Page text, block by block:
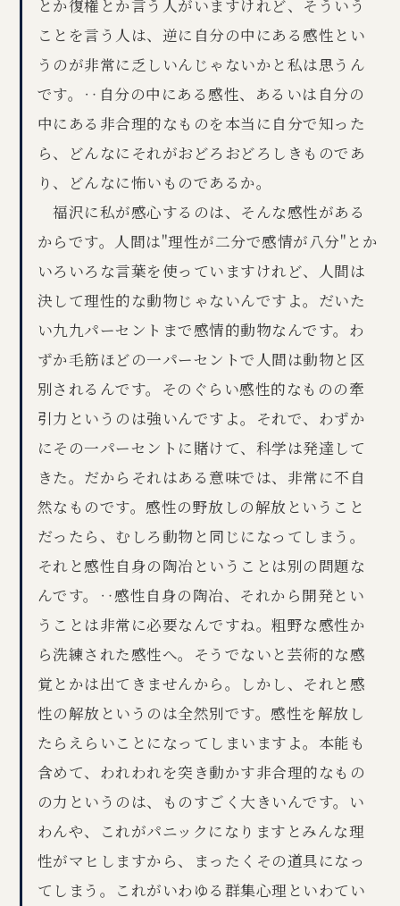
とか復権とか言う人がいますけれど、そういう
ことを言う人は、逆に自分の中にある感性とい
うのが非常に乏しいんじゃないかと私は思うん
です。‥自分の中にある感性、あるいは自分の
中にある非合理的なものを本当に自分で知った
ら、どんなにそれがおどろおどろしきものであ
り、どんなに怖いものであるか。
福沢に私が感心するのは、そんな感性がある
からです。人間は"理性が二分で感情が八分"とか
いろいろな言葉を使っていますけれど、人間は
決して理性的な動物じゃないんですよ。だいた
い九九パーセントまで感情的動物なんです。わ
ずか毛筋ほどの一パーセントで人間は動物と区
別されるんです。そのぐらい感性的なものの牽
引力というのは強いんですよ。それで、わずか
にその一パーセントに賭けて、科学は発達して
きた。だからそれはある意味では、非常に不自
然なものです。感性の野放しの解放ということ
だったら、むしろ動物と同じになってしまう。
それと感性自身の陶冶ということは別の問題な
んです。‥感性自身の陶冶、それから開発とい
うことは非常に必要なんですね。粗野な感性か
ら洗練された感性へ。そうでないと芸術的な感
覚とかは出てきませんから。しかし、それと感
性の解放というのは全然別です。感性を解放し
たらえらいことになってしまいますよ。本能も
含めて、われわれを突き動かす非合理的なもの
の力というのは、ものすごく大きいんです。い
わんや、これがパニックになりますとみんな理
性がマヒしますから、まったくその道具になっ
てしまう。これがいわゆる群集心理といわてい